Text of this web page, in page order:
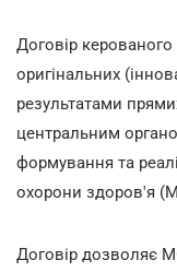
Договір керованого
оригінальних
результатами
центральним
формування та
охорони здоров'я
Договір дозволяє